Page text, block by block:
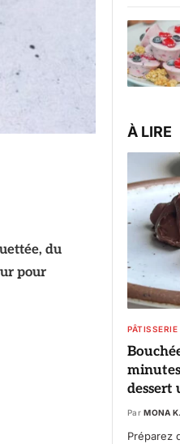
du
pour
À LIRE
dessert
Par MONA K.
Préparez